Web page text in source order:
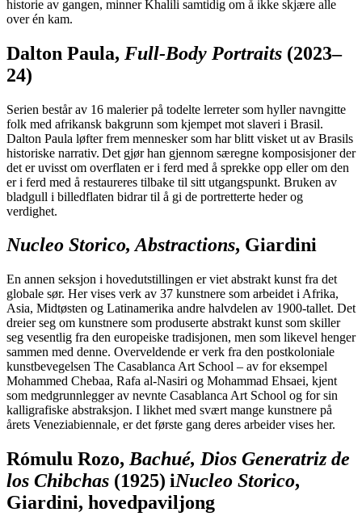
historie av gangen, minner Khalili samtidig om å ikke skjære alle
over én kam.
Dalton Paula, Full-Body Portraits (2023–
24)
Serien består av 16 malerier på todelte lerreter som hyller navngitte
folk med afrikansk bakgrunn som kjempet mot slaveri i Brasil.
Dalton Paula løfter frem mennesker som har blitt visket ut av Brasils
historiske narrativ. Det gjør han gjennom særegne komposisjoner der
det er uvisst om overflaten er i ferd med å sprekke opp eller om den
er i ferd med å restaureres tilbake til sitt utgangspunkt. Bruken av
bladgull i billedflaten bidrar til å gi de portretterte heder og
verdighet.
Nucleo Storico, Abstractions, Giardini
En annen seksjon i hovedutstillingen er viet abstrakt kunst fra det
globale sør. Her vises verk av 37 kunstnere som arbeidet i Afrika,
Asia, Midtøsten og Latinamerika andre halvdelen av 1900-tallet. Det
dreier seg om kunstnere som produserte abstrakt kunst som skiller
seg vesentlig fra den europeiske tradisjonen, men som likevel henger
sammen med denne. Overveldende er verk fra den postkoloniale
kunstbevegelsen The Casablanca Art School – av for eksempel
Mohammed Chebaa, Rafa al-Nasiri og Mohammad Ehsaei, kjent
som medgrunnlegger av nevnte Casablanca Art School og for sin
kalligrafiske abstraksjon. I likhet med svært mange kunstnere på
årets Veneziabiennale, er det første gang deres arbeider vises her.
Rómulu Rozo,Bachué, Dios Generatriz de
los Chibchas (1925) iNucleo Storico,
Giardini, hovedpaviljong